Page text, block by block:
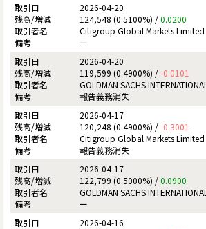
2026-04-20
124,548 (0.5100%) /0.0200
Citigroup Global Markets Limited
ー
2026-04-20
119,599 (0.4900%) /-0.0101
GOLDMAN SACHS INTERNATIONAL
報告義務消失
2026-04-17
120,248 (0.4900%) /-0.3001
Citigroup Global Markets Limited
報告義務消失
2026-04-17
122,799 (0.5000%) /0.0900
GOLDMAN SACHS INTERNATIONAL
ー
2026-04-16